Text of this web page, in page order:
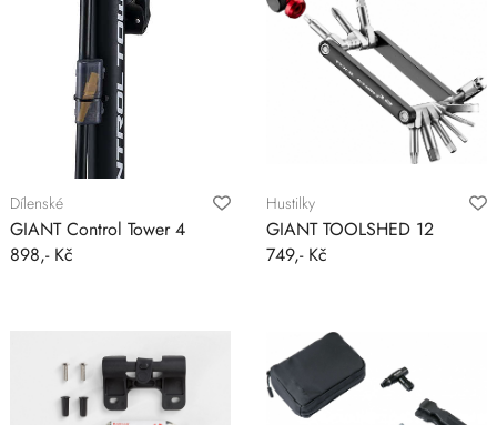
Dílenské
GIANT Control Tower 4
898,- Kč
Hustilky
GIANT TOOLSHED 12
749,- Kč